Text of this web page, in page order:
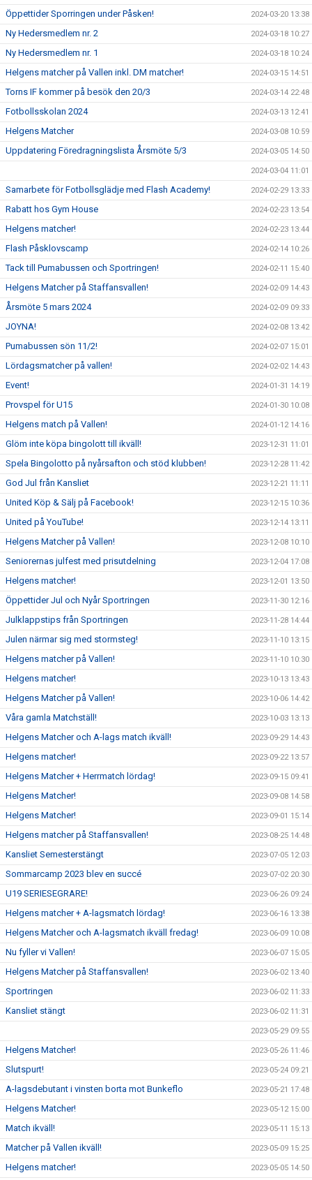
Öppettider Sporringen under Påsken! 2024-03-20 13:38
Ny Hedersmedlem nr. 2 2024-03-18 10:27
Ny Hedersmedlem nr. 1 2024-03-18 10:24
Helgens matcher på Vallen inkl. DM matcher! 2024-03-15 14:51
Torns IF kommer på besök den 20/3 2024-03-14 22:48
Fotbollsskolan 2024 2024-03-13 12:41
Helgens Matcher 2024-03-08 10:59
Uppdatering Föredragningslista Årsmöte 5/3 2024-03-05 14:50
2024-03-04 11:01
Samarbete för Fotbollsglädje med Flash Academy! 2024-02-29 13:33
Rabatt hos Gym House 2024-02-23 13:54
Helgens matcher! 2024-02-23 13:44
Flash Påsklovscamp 2024-02-14 10:26
Tack till Pumabussen och Sportringen! 2024-02-11 15:40
Helgens Matcher på Staffansvallen! 2024-02-09 14:43
Årsmöte 5 mars 2024 2024-02-09 09:33
JOYNA! 2024-02-08 13:42
Pumabussen sön 11/2! 2024-02-07 15:01
Lördagsmatcher på vallen! 2024-02-02 14:43
Event! 2024-01-31 14:19
Provspel för U15 2024-01-30 10:08
Helgens match på Vallen! 2024-01-12 14:16
Glöm inte köpa bingolott till ikväll! 2023-12-31 11:01
Spela Bingolotto på nyårsafton och stöd klubben! 2023-12-28 11:42
God Jul från Kansliet 2023-12-21 11:11
United Köp & Sälj på Facebook! 2023-12-15 10:36
United på YouTube! 2023-12-14 13:11
Helgens Matcher på Vallen! 2023-12-08 10:10
Seniorernas julfest med prisutdelning 2023-12-04 17:08
Helgens matcher! 2023-12-01 13:50
Öppettider Jul och Nyår Sportringen 2023-11-30 12:16
Julklappstips från Sportringen 2023-11-28 14:44
Julen närmar sig med stormsteg! 2023-11-10 13:15
Helgens matcher på Vallen! 2023-11-10 10:30
Helgens matcher! 2023-10-13 13:43
Helgens Matcher på Vallen! 2023-10-06 14:42
Våra gamla Matchställ! 2023-10-03 13:13
Helgens Matcher och A-lags match ikväll! 2023-09-29 14:43
Helgens matcher! 2023-09-22 13:57
Helgens Matcher + Herrmatch lördag! 2023-09-15 09:41
Helgens Matcher! 2023-09-08 14:58
Helgens Matcher! 2023-09-01 15:14
Helgens matcher på Staffansvallen! 2023-08-25 14:48
Kansliet Semesterstängt 2023-07-05 12:03
Sommarcamp 2023 blev en succé 2023-07-02 20:30
U19 SERIESEGRARE! 2023-06-26 09:24
Helgens matcher + A-lagsmatch lördag! 2023-06-16 13:38
Helgens Matcher och A-lagsmatch ikväll fredag! 2023-06-09 10:08
Nu fyller vi Vallen! 2023-06-07 15:05
Helgens Matcher på Staffansvallen! 2023-06-02 13:40
Sportringen 2023-06-02 11:33
Kansliet stängt 2023-06-02 11:31
2023-05-29 09:55
Helgens Matcher! 2023-05-26 11:46
Slutspurt! 2023-05-24 09:21
A-lagsdebutant i vinsten borta mot Bunkeflo 2023-05-21 17:48
Helgens Matcher! 2023-05-12 15:00
Match ikväll! 2023-05-11 15:13
Matcher på Vallen ikväll! 2023-05-09 15:25
Helgens matcher! 2023-05-05 14:50